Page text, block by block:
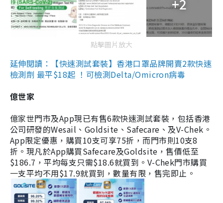
+2
點擊圖片放大
延伸閱讀：【快速測試套裝】香港口罩品牌開賣2款快速
檢測劑 最平$18起 ！可檢測Delta/Omicron病毒
億世家
億家世門市及App現已有售6款快速測試套裝，包括香港
公司研發的Wesail、Goldsite、Safecare、及V-Chek。
App限定優惠，購買10支可享75折，而門市則10支8
折。現凡於App購買Safecare及Goldsite，售價低至
$186.7，平均每支只需$18.6就買到。V-Chek門市購買
一支平均不用$17.9就買到，數量有限，售完即止。